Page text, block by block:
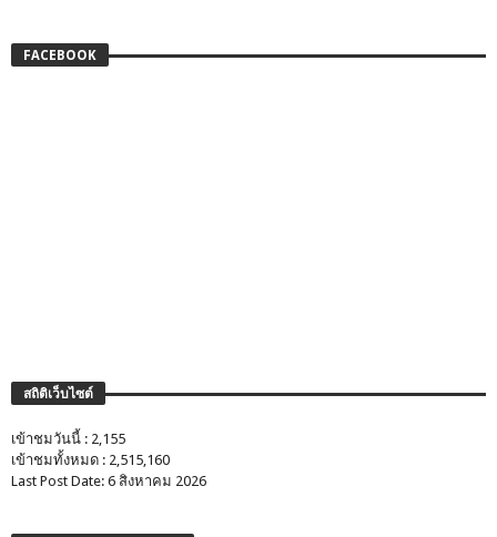
FACEBOOK
สถิติเว็บไซต์
เข้าชมวันนี้ : 2,155
เข้าชมทั้งหมด : 2,515,160
Last Post Date: 6 สิงหาคม 2026